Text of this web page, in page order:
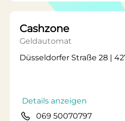
Cashzone
Geldautomat
Düsseldorfer Straße 28 |
Details anzeigen
069 50070797